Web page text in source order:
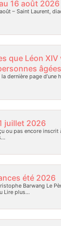
16 août 2026
– Saint Laurent,
que Léon
âgées
la dernière page d’une
juillet 2026
ou pas encore inscrit
été 2026
Barwang Le
Lire plus…